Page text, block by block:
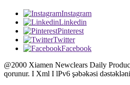
Instagram
Linkedin
Pinterest
Twitter
Facebook
@2000 Xiamen Newclears Daily
qorunur. I Xml I lPv6 şəbəkəsi